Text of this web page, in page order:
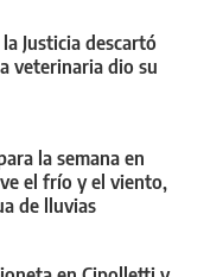
Justicia descartó
veterinaria dio su
la semana en
el frío y el viento,
de lluvias